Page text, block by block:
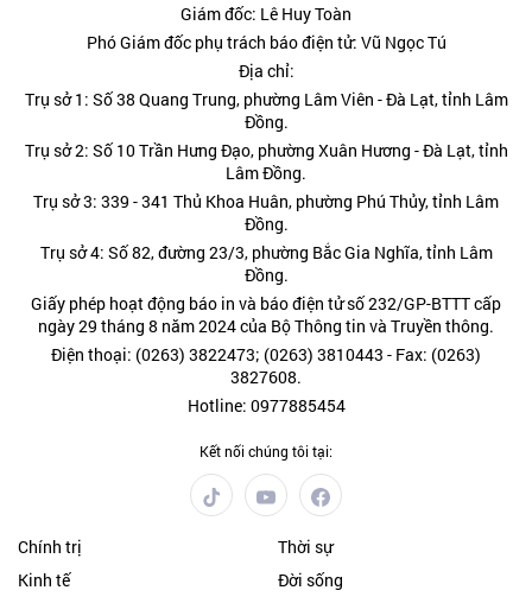
Giám đốc: Lê Huy Toàn
Phó Giám đốc phụ trách báo điện tử: Vũ Ngọc Tú
Địa chỉ:
Trụ sở 1: Số 38 Quang Trung, phường Lâm Viên - Đà Lạt, tỉnh Lâm
Đồng.
Trụ sở 2: Số 10 Trần Hưng Đạo, phường Xuân Hương - Đà Lạt, tỉnh
Lâm Đồng.
Trụ sở 3: 339 - 341 Thủ Khoa Huân, phường Phú Thủy, tỉnh Lâm
Đồng.
Trụ sở 4: Số 82, đường 23/3, phường Bắc Gia Nghĩa, tỉnh Lâm
Đồng.
Giấy phép hoạt động báo in và báo điện tử số 232/GP-BTTT cấp
ngày 29 tháng 8 năm 2024 của Bộ Thông tin và Truyền thông.
Điện thoại: (0263) 3822473; (0263) 3810443 - Fax: (0263)
3827608.
Hotline: 0977885454
Kết nối chúng tôi tại:
Chính trị
Thời sự
Kinh tế
Đời sống